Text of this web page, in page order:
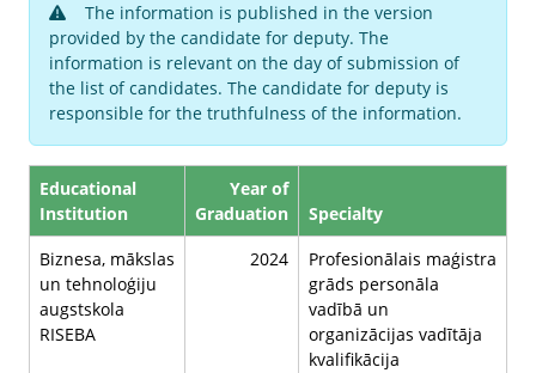
The information is published in the version
provided by the candidate for deputy. The
information is relevant on the day of submission of
the list of candidates. The candidate for deputy is
responsible for the truthfulness of the information.
Educational
Institution
Year of
Graduation
Specialty
Biznesa, mākslas
un tehnoloģiju
augstskola
RISEBA
2024
Profesionālais maģistra
grāds personāla
vadībā un
organizācijas vadītāja
kvalifikācija